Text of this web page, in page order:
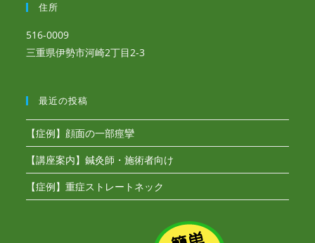
住所
516-0009
三重県伊勢市河崎2丁目2-3
最近の投稿
【症例】顔面の一部痙攣
【講座案内】鍼灸師・施術者向け
【症例】重症ストレートネック